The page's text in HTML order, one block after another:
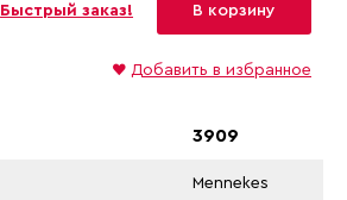
Быстрый заказ! В корзину
♥ Добавить в избранное
3909
Mennekes